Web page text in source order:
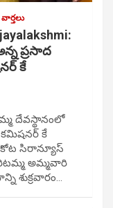
ప్రసాద
కే
దేవస్థానంలో
కమిషనర్ కే
సిరాన్యూస్
అమ్మవారి
శుక్రవారం…